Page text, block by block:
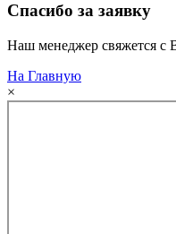
Спасибо за заявку
Наш менеджер свяжется с
На Главную
×